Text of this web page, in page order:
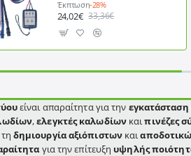
Έκπτωση-28%
24,02€ 33,36€
είναι απαραίτητα για την εγκατάσταση
,ελεγκτές καλωδίων καιπινέζες
τη δημιουργίααξιόπιστων και
για την επίτευξη υψηλής